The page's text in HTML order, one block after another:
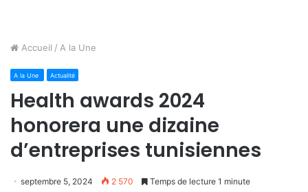
Accueil / A la Une
A la Une Actualité
Health awards 2024
honorera une dizaine
d’entreprises tunisiennes
septembre 5, 2024 2 570 Temps de lecture 1 minute